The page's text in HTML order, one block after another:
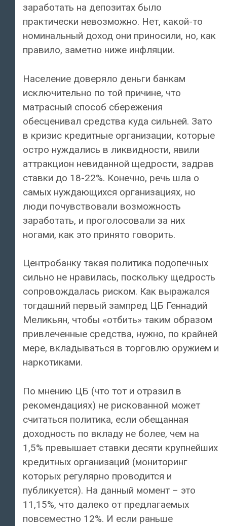
заработать на депозитах было
практически невозможно. Нет, какой-то
номинальный доход они приносили, но, как
правило, заметно ниже инфляции.
Население доверяло деньги банкам
исключительно по той причине, что
матрасный способ сбережения
обесценивал средства куда сильней. Зато
в кризис кредитные организации, которые
остро нуждались в ликвидности, явили
аттракцион невиданной щедрости, задрав
ставки до 18-22%. Конечно, речь шла о
самых нуждающихся организациях, но
люди почувствовали возможность
заработать, и проголосовали за них
ногами, как это принято говорить.
Центробанку такая политика подопечных
сильно не нравилась, поскольку щедрость
сопровождалась риском. Как выражался
тогдашний первый зампред ЦБ Геннадий
Меликьян, чтобы «отбить» таким образом
привлеченные средства, нужно, по крайней
мере, вкладываться в торговлю оружием и
наркотиками.
По мнению ЦБ (что тот и отразил в
рекомендациях) не рискованной может
считаться политика, если обещанная
доходность по вкладу не более, чем на
1,5% превышает ставки десяти крупнейших
кредитных организаций (мониторинг
которых регулярно проводится и
публикуется). На данный момент – это
11,15%, что далеко от предлагаемых
повсеместно 12%. И если раньше